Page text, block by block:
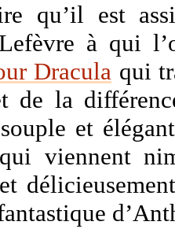
qu’il est
à qui
Dracula qui
de la
et
viennent